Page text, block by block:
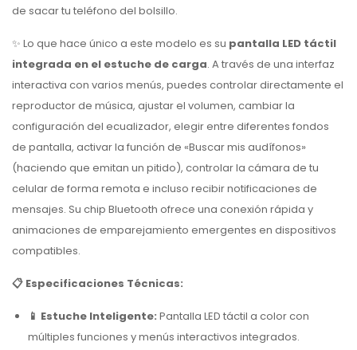
de sacar tu teléfono del bolsillo.
✨ Lo que hace único a este modelo es su pantalla LED táctil
integrada en el estuche de carga. A través de una interfaz
interactiva con varios menús, puedes controlar directamente el
reproductor de música, ajustar el volumen, cambiar la
configuración del ecualizador, elegir entre diferentes fondos
de pantalla, activar la función de «Buscar mis audífonos»
(haciendo que emitan un pitido), controlar la cámara de tu
celular de forma remota e incluso recibir notificaciones de
mensajes. Su chip Bluetooth ofrece una conexión rápida y
animaciones de emparejamiento emergentes en dispositivos
compatibles.
📋 Especificaciones Técnicas:
📱 Estuche Inteligente: Pantalla LED táctil a color con
múltiples funciones y menús interactivos integrados.